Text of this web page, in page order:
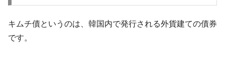
韓国「橋が落ちました」⇒ 耐久性「なさす
ぎ」では。
『Money1』
キムチ債というのは、韓国内で発行される外貨建ての債券
です。